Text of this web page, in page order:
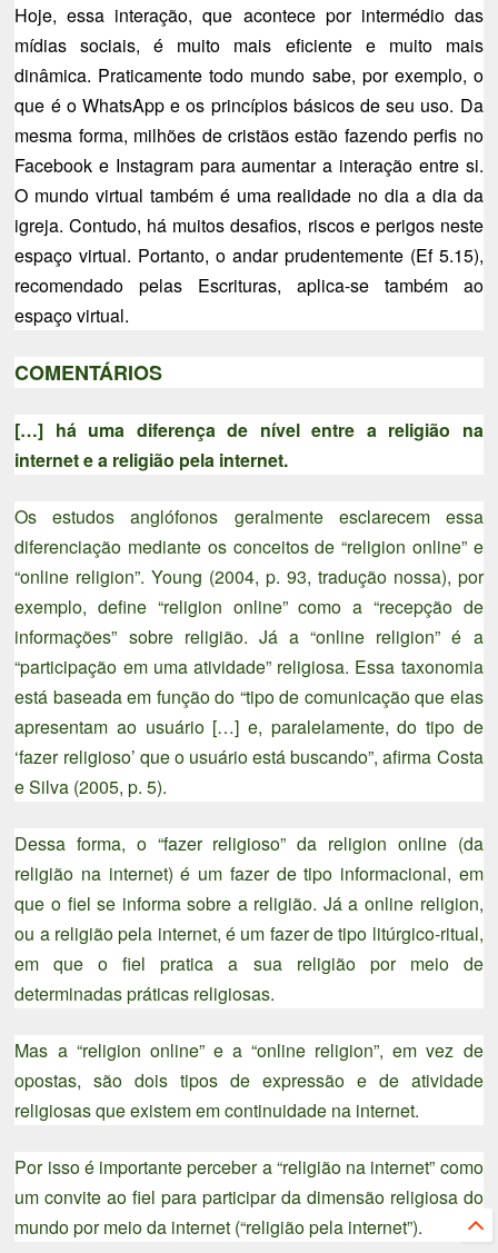
Hoje, essa interação, que acontece por intermédio das
mídias sociais, é muito mais eficiente e muito mais
dinâmica. Praticamente todo mundo sabe, por exemplo, o
que é o WhatsApp e os princípios básicos de seu uso. Da
mesma forma, milhões de cristãos estão fazendo perfis no
Facebook e Instagram para aumentar a interação entre si.
O mundo virtual também é uma realidade no dia a dia da
igreja. Contudo, há muitos desafios, riscos e perigos neste
espaço virtual. Portanto, o andar prudentemente (Ef 5.15),
recomendado pelas Escrituras, aplica-se também ao
espaço virtual.
COMENTÁRIOS
[…] há uma diferença de nível entre a religião na
internet e a religião pela internet.
Os estudos anglófonos geralmente esclarecem essa
diferenciação mediante os conceitos de “religion online” e
“online religion”. Young (2004, p. 93, tradução nossa), por
exemplo, define “religion online” como a “recepção de
informações” sobre religião. Já a “online religion” é a
“participação em uma atividade” religiosa. Essa taxonomia
está baseada em função do “tipo de comunicação que elas
apresentam ao usuário […] e, paralelamente, do tipo de
‘fazer religioso’ que o usuário está buscando”, afirma Costa
e Silva (2005, p. 5).
Dessa forma, o “fazer religioso” da religion online (da
religião na internet) é um fazer de tipo informacional, em
que o fiel se informa sobre a religião. Já a online religion,
ou a religião pela internet, é um fazer de tipo litúrgico-ritual,
em que o fiel pratica a sua religião por meio de
determinadas práticas religiosas.
Mas a “religion online” e a “online religion”, em vez de
opostas, são dois tipos de expressão e de atividade
religiosas que existem em continuidade na internet.
Por isso é importante perceber a “religião na internet” como
um convite ao fiel para participar da dimensão religiosa do
mundo por meio da internet (“religião pela internet”).